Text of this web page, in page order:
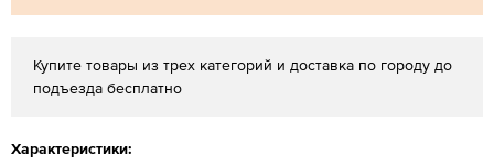
Купите товары из трех категорий и доставка по городу до
подъезда бесплатно
Характеристики: